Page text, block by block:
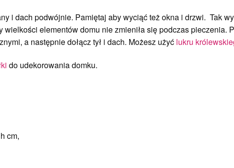
i dach podwójnie. Pamiętaj aby wyciąć też okna i drzwi. Tak
wielkości elementów domu nie zmieniła się podczas pieczenia.
a następnie dołącz tył i dach. Możesz użyć lukru
do udekorowania domku.
cm,